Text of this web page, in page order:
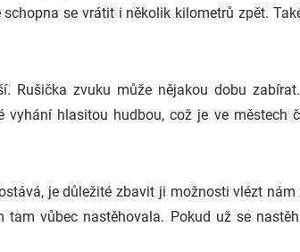
se vrátit i několik kilometrů zpět.
Rušička zvuku může nějakou dobu
vyhání hlasitou hudbou, což je ve městech
je důležité zbavit ji možnosti vlézt
vůbec nastěhovala. Pokud už se